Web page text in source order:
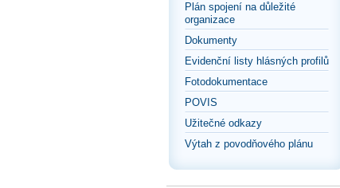
Plán spojení na důležité
organizace
Dokumenty
Evidenční listy hlásných profilů
Fotodokumentace
POVIS
Užitečné odkazy
Výtah z povodňového plánu